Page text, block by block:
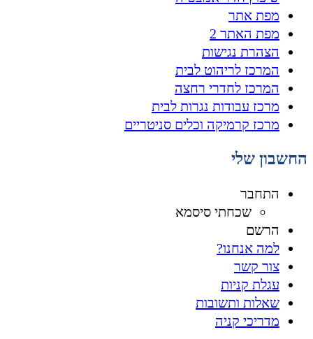
מפת אתר
מפת האתר 2
הצהרת נגישות
המרכז לריהוט לבית
המרכז לחדרי רחצה
מרכז עבודות נגרות לבית
מרכז קרמיקה וכלים סניטריים
החשבון שלי
התחבר
שכחתי סיסמא
הרשם
למה אנחנו?
צור קשר
עגלת קניות
שאלות ותשובות
מדריכי קניה